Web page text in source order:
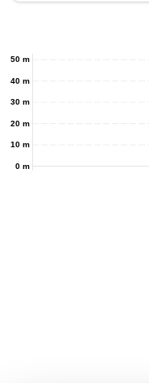
0 m
10 m
20 m
30 m
40 m
50 m